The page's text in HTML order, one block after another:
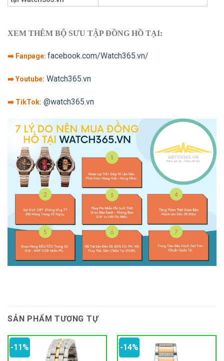
XEM THÊM BỘ SƯU TẬP ĐỒNG HỒ TẠI:
➡️ Fanpage: facebook.com/Watch365.vn/
➡️ Youtube: Watch365.vn
➡️ TikTok: @watch365.vn
SẢN PHẨM TƯƠNG TỰ
-11% -14%